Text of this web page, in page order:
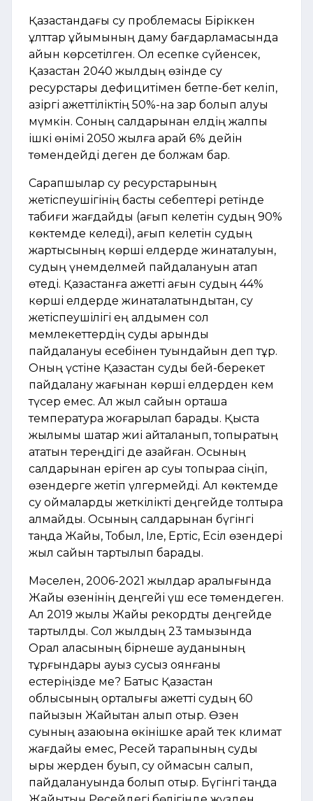
Қазақстандағы су проблемасы Біріккен
ұлттар ұйымының даму бағдарламасында
айқын көрсетілген. Ол есепке сүйенсек,
Қазақстан 2040 жылдың өзінде су
ресурстары дефицитімен бетпе-бет келіп,
қазіргі қажеттіліктің 50%-на зар болып қалуы
мүмкін. Соның салдарынан елдің жалпы
ішкі өнімі 2050 жылға қарай 6% дейін
төмендейді деген де болжам бар.
Сарапшылар су ресурстарының
жетіспеушігінің басты себептері ретінде
табиғи жағдайды (ағып келетін судың 90%
көктемде келеді), ағып келетін судың
жартысының көрші елдерде жинақталуын,
судың үнемделмей пайдалануын атап
өтеді. Қазақстанға қажетті ағын судың 44%
көрші елдерде жинақталатындықтан, су
жетіспеушілігі ең алдымен сол
мемлекеттердің суды қарқынды
пайдалануы есебінен туындайын деп тұр.
Оның үстіне Қазақстан суды бей-берекет
пайдалану жағынан көрші елдерден кем
түсер емес. Ал жыл сайын орташа
температура жоғарылап барады. Қыста
жылымық шақтар жиі қайталанып, топырақтың
қататын тереңдігі де азайған. Осының
салдарынан еріген қар суы топыраққа сіңіп,
өзендерге жетіп үлгермейді. Ал көктемде
су қоймаларды жеткілікті деңгейде толтыра
алмайды. Осының салдарынан бүгінгі
таңда Жайық, Тобыл, Іле, Ертіс, Есіл өзендері
жыл сайын тартылып барады.
Мәселен, 2006-2021 жылдар аралығында
Жайық өзенінің деңгейі үш есе төмендеген.
Ал 2019 жылы Жайық рекордтық деңгейде
тартылды. Сол жылдың 23 тамызында
Орал қаласының бірнеше ауданының
тұрғындары ауыз сусыз оянғаны
естеріңізде ме? Батыс Қазақстан
облысының орталығы қажетті судың 60
пайызын Жайықтан алып отыр. Өзен
суының азаюына өкінішке қарай тек климат
жағдайы емес, Ресей тарапының суды
қырық жерден буып, су қоймасын салып,
пайдалануында болып отыр. Бүгінгі таңда